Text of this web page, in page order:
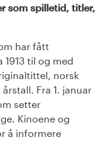
som spilletid, titler,
har fått
til og med
norsk
Fra 1. januar
setter
Kinoene og
å informere